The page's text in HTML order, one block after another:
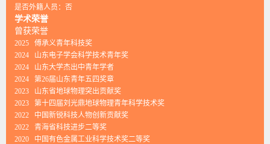
是否外籍人员：否
学术荣誉
曾获荣誉
2025 傅承义青年科技奖
2024 山东电子学会科学技术青年奖
2024 山东大学杰出中青年学者
2024 第26届山东青年五四奖章
2023 山东省地球物理突出贡献奖
2023 第十四届刘光鼎地球物理青年科学技术奖
2022 中国新锐科技人物创新贡献奖
2022 青海省科技进步二等奖
2020 中国有色金属工业科学技术奖二等奖